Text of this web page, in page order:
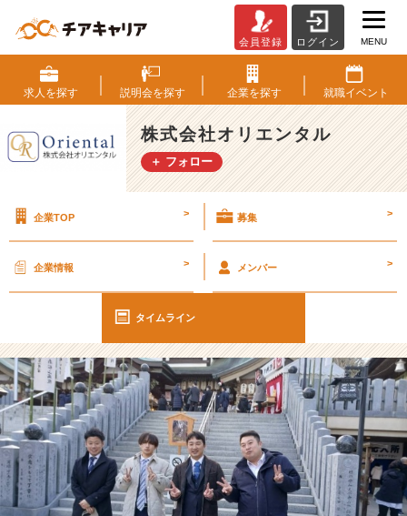
山》
松
山
店
オ
ー
て
が
経
ま
し
た
【株
式
会
社
オ
リ
会員登録 ログイン MENU
求人を探す 説明会を探す 企業を探す 就職イベント
株式会社オリエンタル
＋ フォロー
企業TOP > 募集 >
企業情報 > メンバー >
タイムライン